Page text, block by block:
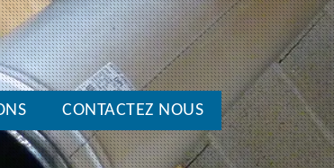
CONTACTEZ NOUS